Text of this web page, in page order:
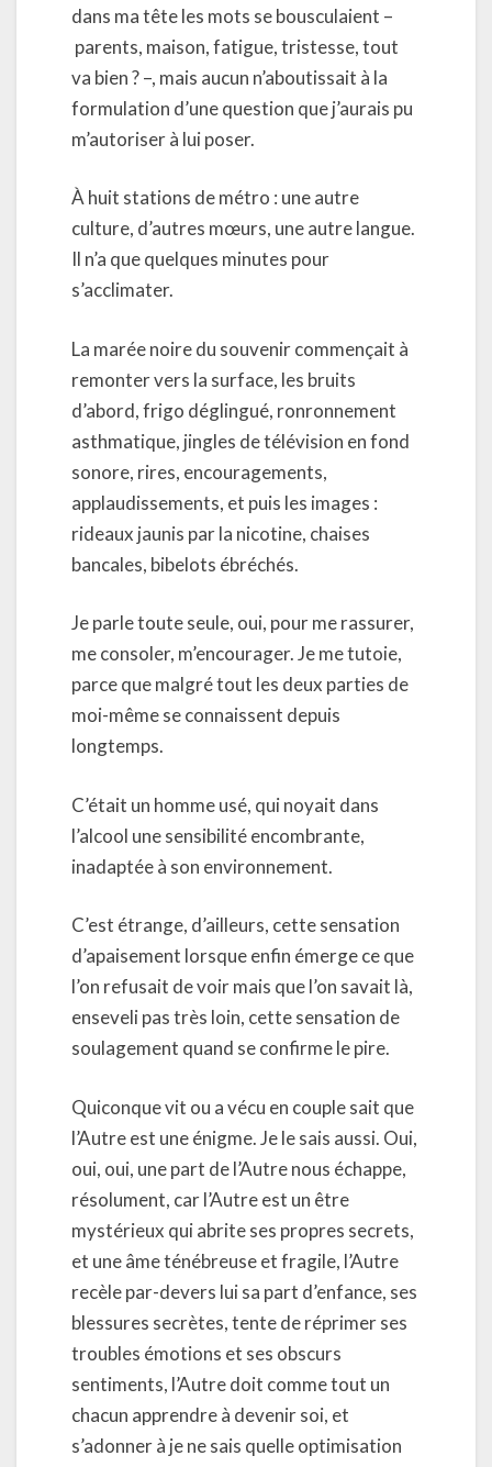
dans ma tête les mots se bousculaient –
parents, maison, fatigue, tristesse, tout
va bien ? –, mais aucun n’aboutissait à la
formulation d’une question que j’aurais pu
m’autoriser à lui poser.
À huit stations de métro : une autre
culture, d’autres mœurs, une autre langue.
Il n’a que quelques minutes pour
s’acclimater.
La marée noire du souvenir commençait à
remonter vers la surface, les bruits
d’abord, frigo déglingué, ronronnement
asthmatique, jingles de télévision en fond
sonore, rires, encouragements,
applaudissements, et puis les images :
rideaux jaunis par la nicotine, chaises
bancales, bibelots ébréchés.
Je parle toute seule, oui, pour me rassurer,
me consoler, m’encourager. Je me tutoie,
parce que malgré tout les deux parties de
moi-même se connaissent depuis
longtemps.
C’était un homme usé, qui noyait dans
l’alcool une sensibilité encombrante,
inadaptée à son environnement.
C’est étrange, d’ailleurs, cette sensation
d’apaisement lorsque enfin émerge ce que
l’on refusait de voir mais que l’on savait là,
enseveli pas très loin, cette sensation de
soulagement quand se confirme le pire.
Quiconque vit ou a vécu en couple sait que
l’Autre est une énigme. Je le sais aussi. Oui,
oui, oui, une part de l’Autre nous échappe,
résolument, car l’Autre est un être
mystérieux qui abrite ses propres secrets,
et une âme ténébreuse et fragile, l’Autre
recèle par-devers lui sa part d’enfance, ses
blessures secrètes, tente de réprimer ses
troubles émotions et ses obscurs
sentiments, l’Autre doit comme tout un
chacun apprendre à devenir soi, et
s’adonner à je ne sais quelle optimisation